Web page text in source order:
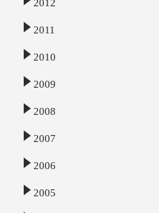
2012
2011
2010
2009
2008
2007
2006
2005